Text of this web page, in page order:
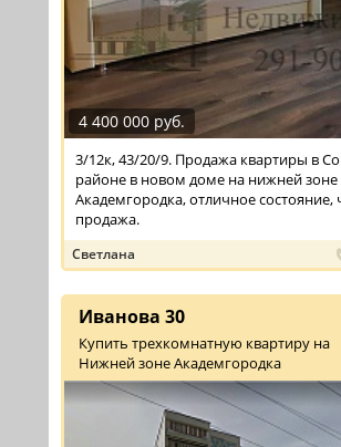
4 400 000 руб.
3/12к, 43/20/9. Продажа квартиры в
районе в новом доме на нижней зоне
Академгородка, отличное состояние,
продажа.
Светлана
Иванова 30
Купить трехкомнатную квартиру на
Нижней зоне Академгородка